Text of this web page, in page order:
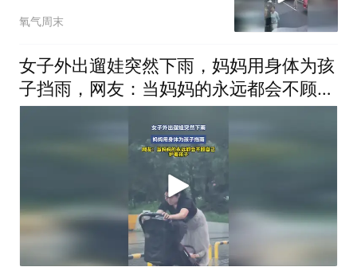
者：真羡慕大车师傅还带
氧气周末
女子外出遛娃突然下雨，妈妈用身体为孩
子挡雨，网友：当妈妈的永远都会不顾自
己，护着孩子